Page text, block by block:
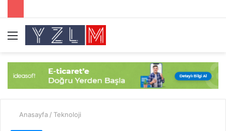
Menü
Anasayfa / Teknoloji